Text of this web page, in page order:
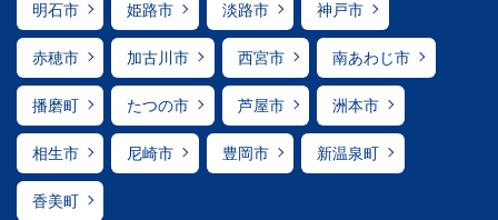
明石市 姫路市 淡路市 神戸市
赤穂市 加古川市 西宮市 南あわじ市
播磨町 たつの市 芦屋市 洲本市
相生市 尼崎市 豊岡市 新温泉町
香美町